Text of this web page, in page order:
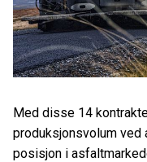
Med disse 14
produksjonsvolum
posisjon i